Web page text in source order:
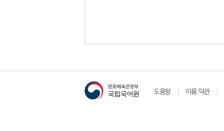
도움말 이용 약관